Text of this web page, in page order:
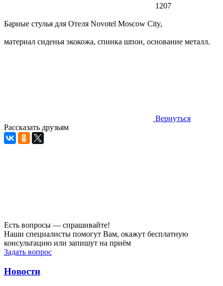
1207
Барные стулья для Отеля Novotel Moscow City,
материал сиденья экокожа, спинка шпон, основание металл.
Вернуться
Рассказать друзьям
Есть вопросы — спрашивайте!
Наши специалисты помогут Вам, окажут бесплатную
консультацию или запишут на приём
Задать вопрос
Новости